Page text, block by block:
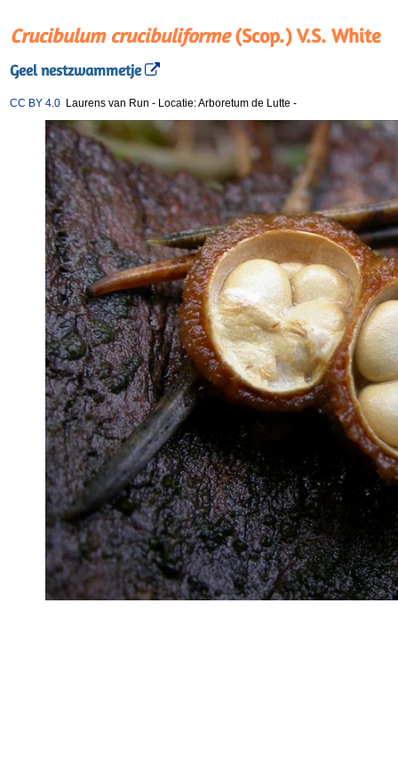
Crucibulum crucibuliforme(Scop.) V.S. White
Geel nestzwammetje
CC BY 4.0 Laurens van Run - Locatie: Arboretum de Lutte -